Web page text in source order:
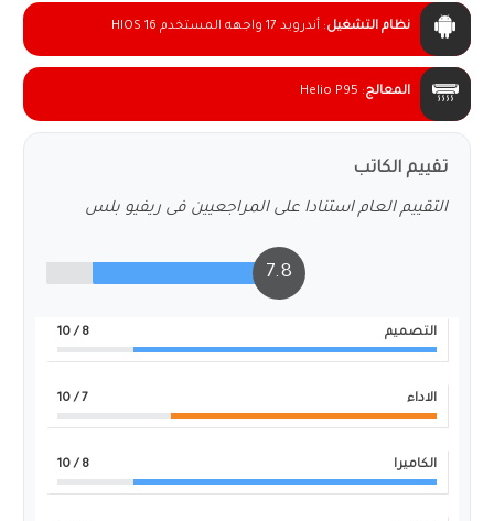
نظام التشغيل: أندرويد 17 واجهه المستخدم HIOS 16
المعالج:
Helio P95
تقييم الكاتب
التقييم العام استنادا على المراجعيين فى ريفيو بلس
7.8
التصميم 8
/ 10
الاداء 7
/ 10
الكاميرا 8
/ 10